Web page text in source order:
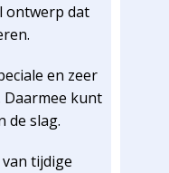
ontwerp dat
en zeer
kunt
de slag.
tijdige